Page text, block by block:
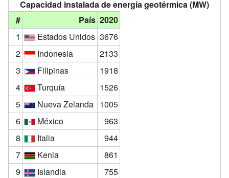
Capacidad instalada de energía geotérmica (MW)
#
País 2020
1
Estados Unidos 3676
2
Indonesia
2133
3
Filipinas
1918
4
Turquía
1526
5
Nueva Zelanda 1005
6
México
963
8
Italia
944
7
Kenia
861
9
Islandia
755